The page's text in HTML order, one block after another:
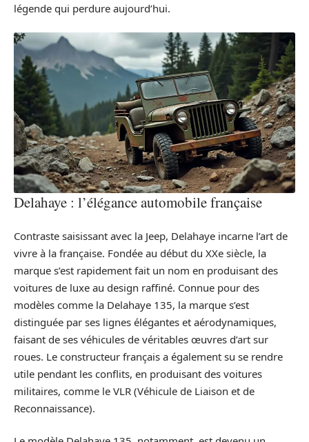
légende qui perdure aujourd’hui.
Delahaye : l’élégance automobile française
Contraste saisissant avec la Jeep, Delahaye incarne l’art de
vivre à la française. Fondée au début du XXe siècle, la
marque s’est rapidement fait un nom en produisant des
voitures de luxe au design raffiné. Connue pour des
modèles comme la Delahaye 135, la marque s’est
distinguée par ses lignes élégantes et aérodynamiques,
faisant de ses véhicules de véritables œuvres d’art sur
roues. Le constructeur français a également su se rendre
utile pendant les conflits, en produisant des voitures
militaires, comme le VLR (Véhicule de Liaison et de
Reconnaissance).